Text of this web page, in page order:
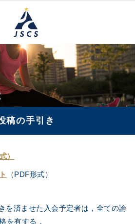
稿の手引き
）
（PDF形式）
を済ませた入会予定者は，全ての論
を有する．